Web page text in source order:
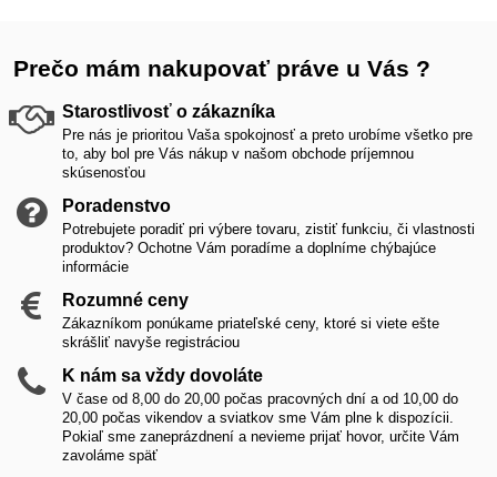
Prečo mám nakupovať práve u Vás ?
Starostlivosť o zákazníka
Pre nás je prioritou Vaša spokojnosť a preto urobíme všetko pre
to, aby bol pre Vás nákup v našom obchode príjemnou
skúsenosťou
Poradenstvo
Potrebujete poradiť pri výbere tovaru, zistiť funkciu, či vlastnosti
produktov? Ochotne Vám poradíme a doplníme chýbajúce
informácie
Rozumné ceny
Zákazníkom ponúkame priateľské ceny, ktoré si viete ešte
skrášliť navyše registráciou
K nám sa vždy dovoláte
V čase od 8,00 do 20,00 počas pracovných dní a od 10,00 do
20,00 počas vikendov a sviatkov sme Vám plne k dispozícii.
Pokiaľ sme zaneprázdnení a nevieme prijať hovor, určite Vám
zavoláme späť